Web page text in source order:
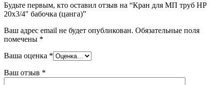
Будьте первым, кто оставил отзыв на “Кран для МП труб НР
20х3/4″ бабочка (цанга)”
Ваш адрес email не будет опубликован. Обязательные поля
помечены *
Ваша оценка *
Ваш отзыв *